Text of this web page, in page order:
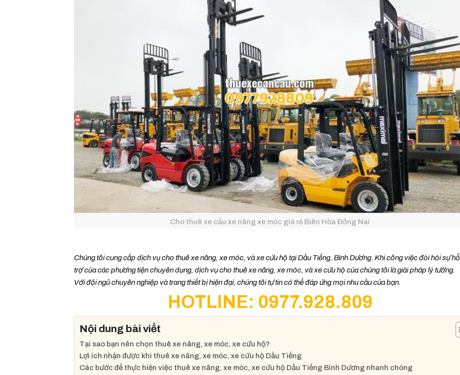
Cho thuê xe cẩu xe nâng xe móc giá rẻ Biên Hòa Đồng Nai
Chúng tôi cung cấp dịch vụ cho thuê xe nâng, xe móc, và xe cứu hộ tại Dầu Tiếng, Bình Dương.Khi công việc đòi hỏi sự hỗ
trợ của các phương tiện chuyên dụng, dịch vụ cho thuê xe nâng, xe móc, và xe cứu hộ của chúng tôi là giải pháp lý tưởng.
Với đội ngũ chuyên nghiệp và trang thiết bị hiện đại, chúng tôi tự tin có thể đáp ứng mọi nhu cầu của bạn.
HOTLINE: 0977.928.809
Nội dung bài viết
Tại sao bạn nên chọn thuê xe nâng, xe móc, xe cứu hộ?
Lợi ích nhận được khi thuê xe nâng, xe móc, xe cứu hộ Dầu Tiếng
Các bước để thực hiện việc thuê xe nâng, xe móc, xe cứu hộ Dầu Tiếng Bình Dương nhanh chóng